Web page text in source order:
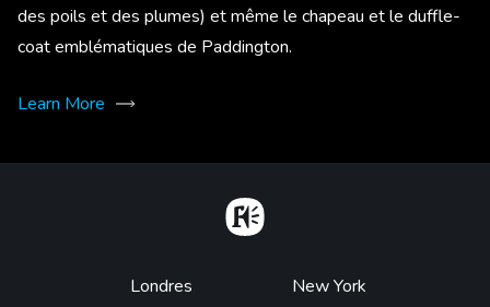
des poils et des plumes) et même le chapeau et le duffle-
coat emblématiques de Paddington.
Learn More
Footer
Londres New York